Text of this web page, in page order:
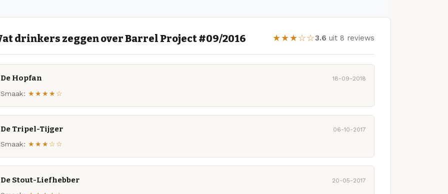
drinkers zeggen over Barrel Project #09/2016 ★★★☆☆3.6 uit 8 reviews
De Hopfan 18-09-2018
Smaak: ★★★★☆
De Tripel-Tijger 06-10-2017
Smaak: ★★★☆☆
De Stout-Liefhebber 20-05-2017